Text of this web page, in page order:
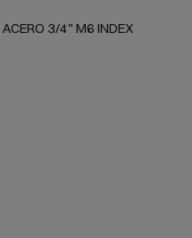
3/4" M6 INDEX